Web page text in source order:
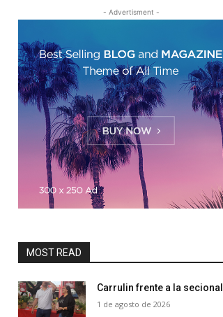
- Advertisment -
MOST READ
Carrulin frente a la secional
1 de agosto de 2026